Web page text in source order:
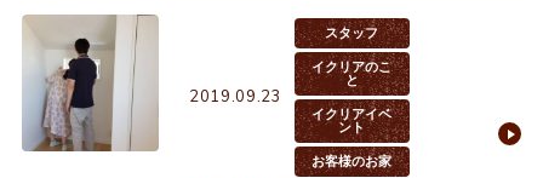
川 注文住宅
り、2階からの景色がもの凄く素敵
な立地になります♪
2019.09.23
スタッフ
イクリアのこ
と
イクリアイベ
ント
お客様のお家